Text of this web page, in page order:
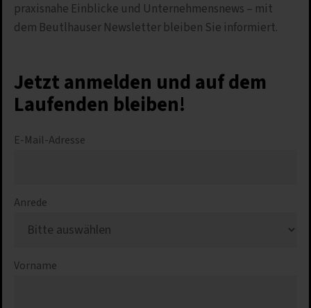
praxisnahe Einblicke und Unternehmensnews – mit
dem Beutlhauser Newsletter bleiben Sie informiert.
Jetzt anmelden und auf dem
Laufenden bleiben!
E-Mail-Adresse
Anrede
Vorname